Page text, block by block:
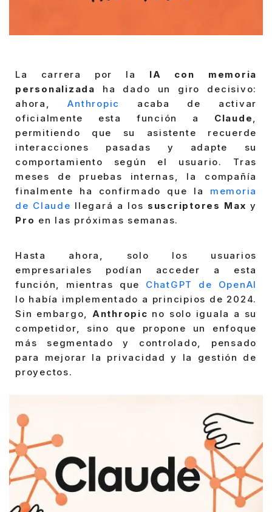
La carrera por la IA con memoria
personalizada ha dado un giro decisivo:
ahora,Anthropic acaba de activar
oficialmente esta función a Claude,
permitiendo que su asistente recuerde
interacciones pasadas y adapte su
comportamiento según el usuario. Tras
meses de pruebas internas, la compañía
finalmente ha confirmado que la
memoria
de Claude llegará a los suscriptores Max y
Pro en las próximas semanas.
Hasta ahora, solo los usuarios
empresariales podían acceder a esta
función, mientras que ChatGPT de OpenAI
lo había implementado a principios de 2024.
Sin embargo, Anthropic no solo iguala a su
competidor, sino que propone un enfoque
más segmentado y controlado, pensado
para mejorar la privacidad y la gestión de
proyectos.